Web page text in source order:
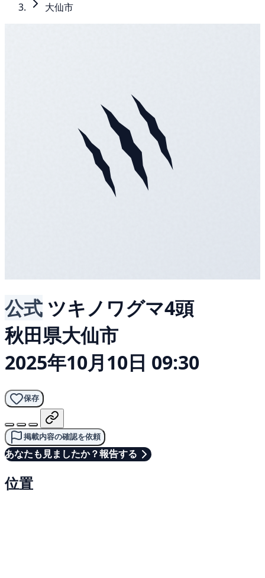
大仙市
公式 ツキノワグマ4頭
秋田県大仙市
2025年10月10日 09:30
保存
掲載内容の確認を依頼
あなたも見ましたか？報告する
位置